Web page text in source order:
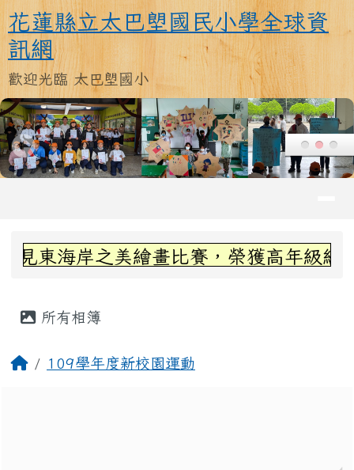
跳至主內容區
花蓮縣立太巴塱國民小學全球資訊
花蓮縣立太巴塱國民小學全球資
訊網
歡迎光臨 太巴塱國小
上中區域內容
東海岸之美繪畫比賽，榮獲高年級組第
所有相簿
回首頁109學年度新校園運動